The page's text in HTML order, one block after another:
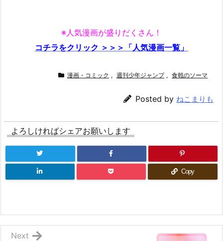
※人気漫画が盛りだくさん！
コチラをクリック ＞＞＞「人気漫画一覧」
漫画・コミック , 週刊少年ジャンプ , 食戟のソーマ
Posted by ねこまりも
よろしければシェアお願いします
Copy
Next